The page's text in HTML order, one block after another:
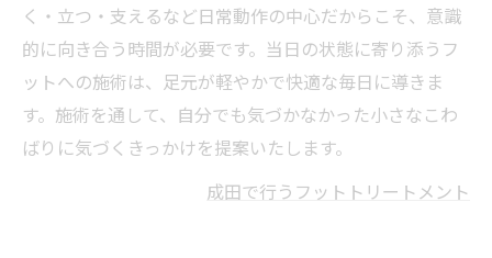
く・立つ・支えるなど日常動作の中心だからこそ、意識
的に向き合う時間が必要です。当日の状態に寄り添うフ
ットへの施術は、足元が軽やかで快適な毎日に導きま
す。施術を通して、自分でも気づかなかった小さなこわ
ばりに気づくきっかけを提案いたします。
成田で行うフットトリートメント